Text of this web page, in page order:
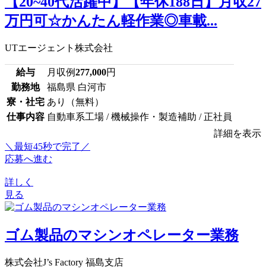
万円可☆かんたん軽作業◎車載...
UTエージェント株式会社
給与 月収例277,000円
勤務地
福島県 白河市
寮・社宅 あり（無料）
仕事内容 自動車系工場 / 機械操作・製造補助 / 正社員
詳細を表示
＼最短45秒で完了／
応募へ進む
詳しく
見る
ゴム製品のマシンオペレーター業務
株式会社J’s Factory 福島支店